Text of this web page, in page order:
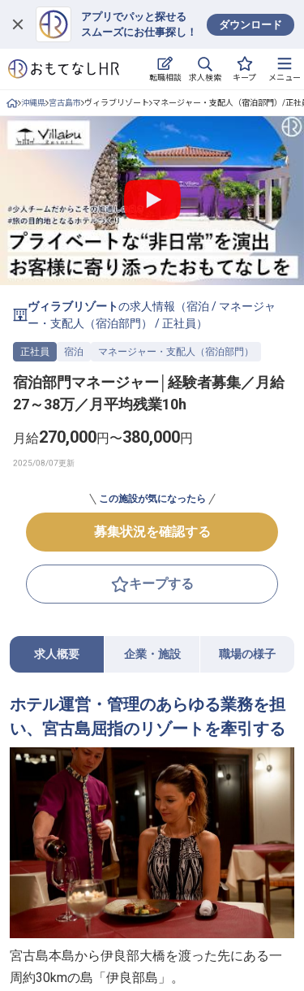
アプリでパッと探せる
スムーズにお仕事探し！
ダウンロード
転職相談 求人検索 キープ メニュー
ログイン
求人・施設を探す
キープした求人
就職・転職 合同説明会
おもてなしHRについて
ご利用の流れ
よくある質問
ホテル・宿泊業界情報コラム
無料 転職サポートに申し込む
採用をお考えの企業様へ
沖縄県 宮古島市 ヴィラブリゾート マネージャー・支配人（宿泊部門）/正社
ヴィラブリゾートの求人情報（宿泊 / マネージャ
ー・支配人（宿泊部門）
/正社員 ）
正社員 宿泊 マネージャー・支配人（宿泊部門）
宿泊部門マネージャー│経験者募集／月給
27～38万／月平均残業10h
月給270,000円〜380,000円
この施設が気になったら
募集状況を確認する
キープする
求人概要 企業・施設 職場の様子
ホテル運営・管理のあらゆる業務を担
い、宮古島屈指のリゾートを牽引する
宮古島本島から伊良部大橋を渡った先にある一
周約30kmの島「伊良部島」。